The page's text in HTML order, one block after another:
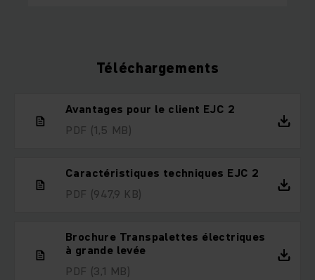
Téléchargements
Avantages pour le client EJC 2
PDF (1,5 MB)
Caractéristiques techniques EJC 2
PDF (947,9 KB)
Brochure Transpalettes électriques
à grande levée
PDF (3,1 MB)